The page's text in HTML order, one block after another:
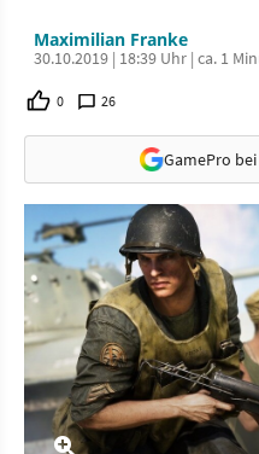
Maximilian Franke
30.10.2019 | 18:39 Uhr | ca. 1
0 26
GamePro